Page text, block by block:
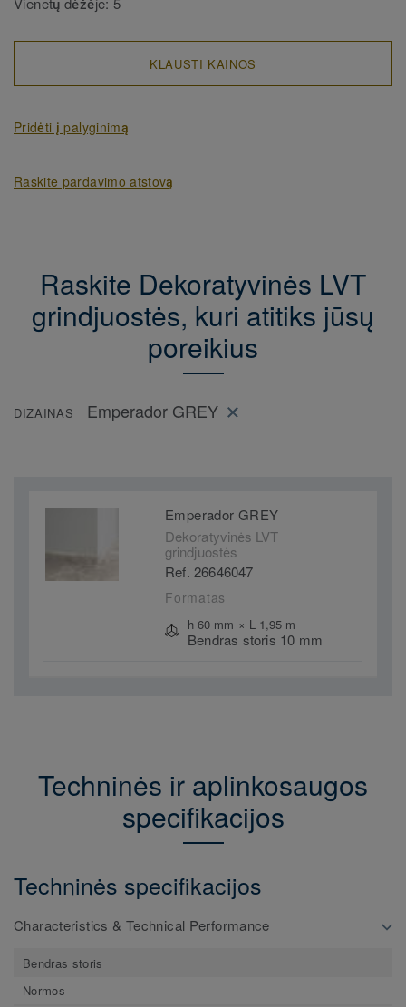
KLAUSTI KAINOS
Pridėti į palyginimą
Raskite pardavimo atstovą
Raskite Dekoratyvinės LVT
grindjuostės, kuri atitiks jūsų
poreikius
DIZAINAS Emperador GREY
Emperador GREY
Dekoratyvinės LVT
grindjuostės
Ref. 26646047
Formatas
h 60 mm × L 1,95 m
Bendras storis 10 mm
Techninės ir aplinkosaugos
specifikacijos
Techninės specifikacijos
Characteristics & Technical Performance
Bendras storis
Normos
-